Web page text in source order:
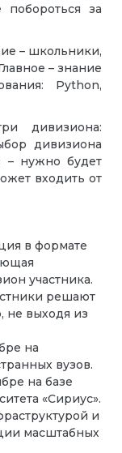
за
– школьники,
– знание
Python,
дивизиона:
дивизиона
– нужно будет
входить от
в формате
участника.
решают
не выходя из
на
вузов.
на базе
«Сириус».
и
масштабных